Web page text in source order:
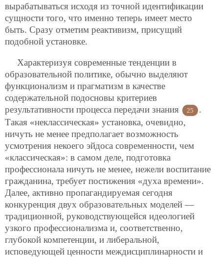
вырабатываться исходя из точной идентификации
сущности того, что именно теперь имеет место
быть. Сразу отметим реактивизм, присущий
подобной установке.
Характеризуя современные тенденции в
образовательной политике, обычно выделяют
функционализм и прагматизм в качестве
содержательной подосновы критериев
результативности процесса передачи знания
25
.
Такая «неклассическая» установка, очевидно,
ничуть не менее предполагает возможность
усмотрения некоего эйдоса современности, чем
«классическая»: в самом деле, подготовка
профессионала ничуть не менее, нежели воспитание
гражданина, требует постижения «духа времени».
Далее, активно пропагандируемая сегодня
конкуренция двух образовательных моделей —
традиционной, руководствующейся идеологией
узкого профессионализма и, соответственно,
глубокой компетенции, и либеральной,
исповедующей ценности междисциплинарности и